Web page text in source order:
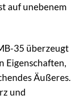
auf unebenem
35 überzeugt
Eigenschaften,
Äußeres.
und